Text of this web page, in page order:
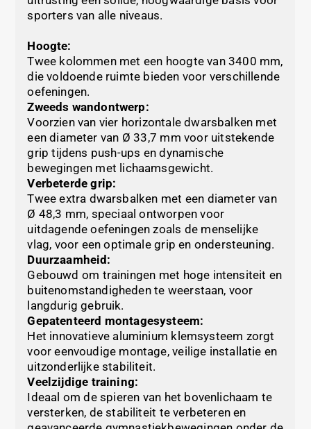
sporters van alle niveaus.
Hoogte:
Twee kolommen met een hoogte van 3400 mm,
die voldoende ruimte bieden voor verschillende
oefeningen.
Zweeds wandontwerp:
Voorzien van vier horizontale dwarsbalken met
een diameter van Ø 33,7 mm voor uitstekende
grip tijdens push-ups en dynamische
bewegingen met lichaamsgewicht.
Verbeterde grip:
Twee extra dwarsbalken met een diameter van
Ø 48,3 mm, speciaal ontworpen voor
uitdagende oefeningen zoals de menselijke
vlag, voor een optimale grip en ondersteuning.
Duurzaamheid:
Gebouwd om trainingen met hoge intensiteit en
buitenomstandigheden te weerstaan, voor
langdurig gebruik.
Gepatenteerd montagesysteem:
Het innovatieve aluminium klemsysteem zorgt
voor eenvoudige montage, veilige installatie en
uitzonderlijke stabiliteit.
Veelzijdige training:
Ideaal om de spieren van het bovenlichaam te
versterken, de stabiliteit te verbeteren en